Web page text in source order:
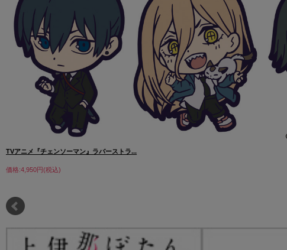
TVアニメ『チェンソーマン』ラバーストラ...
価格:4,950円(税込)